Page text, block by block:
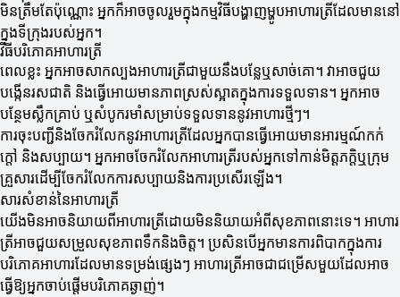
មិនត្រឹមតែប៉ុណ្ណោះ អ្នកក៏អាចចូលរួមក្នុងកម្មវិធីបង្ហាញម្ហូបអាហារត្រីដែលមាននៅ
ក្នុងទីក្រុងរបស់អ្នក។
វិធីបរិភោគអាហារត្រី
ពេលខ្លះ អ្នកអាចសាកល្បងអាហារត្រីជាមួយនឹងបន្លែឬសាច់គោ។ វាអាចជួយ
បង្កើនរសជាតិ និងធ្វើអោយមានភាពស្រស់ស្អាតក្នុងការទទួលទាន។ អ្នកអាច
បន្ថែមស្លឹកគ្រាប់ ឬសំបូករមាំសម្រាប់ទទួលទាននូវអាហារថ្មីៗ។
ការចុះបញ្ជីនិងចែករំលែកនូវអាហារត្រីដែលអ្នកបានធ្វើអោយមានអារម្មណ៍កក់
ក្តៅ និងសប្បាយ។ អ្នកអាចចែករំលែកអាហារត្រីរបស់អ្នកទៅកាន់មិត្តភក្តិឬក្រុម
គ្រួសារដើម្បីចែករំលែកការសប្បាយនិងការប្រសើរឡើង។
សារសំខាន់នៃអាហារត្រី
យើងមិនអាចនិយាយពីអាហារត្រីដោយមិននិយាយអំពីសុខភាពនោះទេ។ អាហារ
ត្រីអាចជួយសម្រួលសុខភាពទឹកនិងចិត្ត។ ប្រសិនបើអ្នកមានការពិបាកក្នុងការ
បរិភោគអាហារដែលមានទម្រង់ផ្សេងៗ អាហារត្រីអាចជាជម្រើសមួយដែលអាច
ធ្វើឱ្យអ្នកចាប់ផ្តើមបរិភោគឆ្ងាញ់។